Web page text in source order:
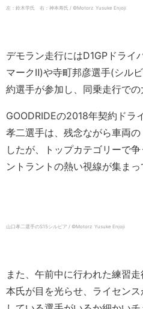
左：鈴木学氏 右：神本寿氏 / ©️Motorz Yusuke Enjoji
デモラン走行にはD1GPドライ
マークⅡ)や寺町邦彦選手(シル
約選手が参加し、同乗走行での
GOODRIDEの2018年契約ドラ
孝二選手は、残念ながら車両
したが、トップカテゴリーで
ントラントの熱い視線が集まっ
山口孝二選手のS15シルビア / ©️Motorz Yusuke Enjoji
また、午前中に行われた練習
本氏が目を光らせ、ライセン